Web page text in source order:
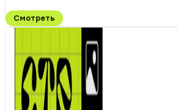
Смотреть